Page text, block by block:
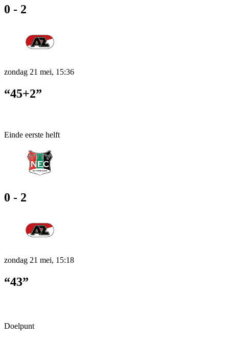
0 - 2
zondag 21 mei, 15:36
“45+2”
Einde eerste helft
0 - 2
zondag 21 mei, 15:18
“43”
Doelpunt